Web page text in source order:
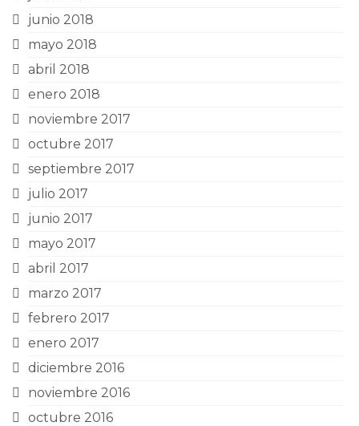
junio 2018
mayo 2018
abril 2018
enero 2018
noviembre 2017
octubre 2017
septiembre 2017
julio 2017
junio 2017
mayo 2017
abril 2017
marzo 2017
febrero 2017
enero 2017
diciembre 2016
noviembre 2016
octubre 2016